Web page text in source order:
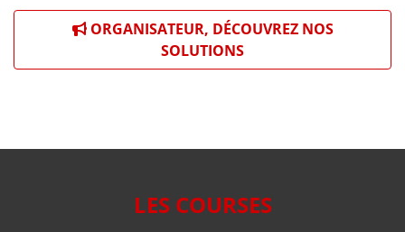
ORGANISATEUR, DÉCOUVREZ NOS
SOLUTIONS
LES COURSES